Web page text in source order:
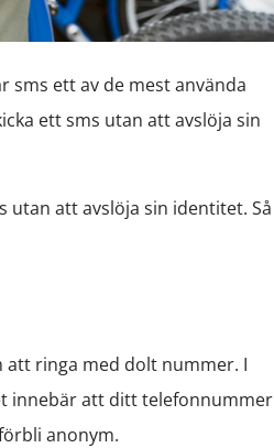
sms ett av de mest använda
ett sms utan att avslöja sin
utan att avslöja sin identitet. Så
att ringa med dolt nummer. I
innebär att ditt telefonnummer
anonym.